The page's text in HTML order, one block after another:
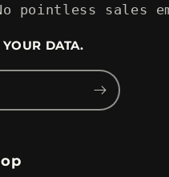
pointless sales
DATA.